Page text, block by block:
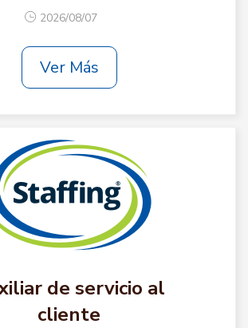
2026/08/07
Ver Más
de servicio al
cliente